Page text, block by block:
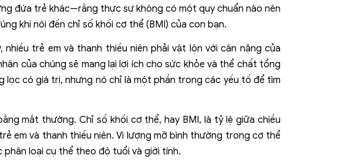
đứa trẻ khác—rằng thực sự không có một quy chuẩn nào nên
khi nói đến chỉ số khối cơ thể (BMI) của con bạn.
trẻ em và thanh thiếu niên phải vật lộn với cân nặng của
của chúng sẽ mang lại lợi ích cho sức khỏe và thể chất tổng
có giá trị, nhưng nó chỉ là một phần trong các yếu tố để tìm
mắt thường. Chỉ số khối cơ thể, hay BMI, là tỷ lệ giữa chiều
em và thanh thiếu niên. Vì lượng mỡ bình thường trong cơ thể
loại cụ thể theo độ tuổi và giới tính.